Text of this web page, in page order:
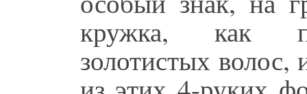
кружка, как
золотистых